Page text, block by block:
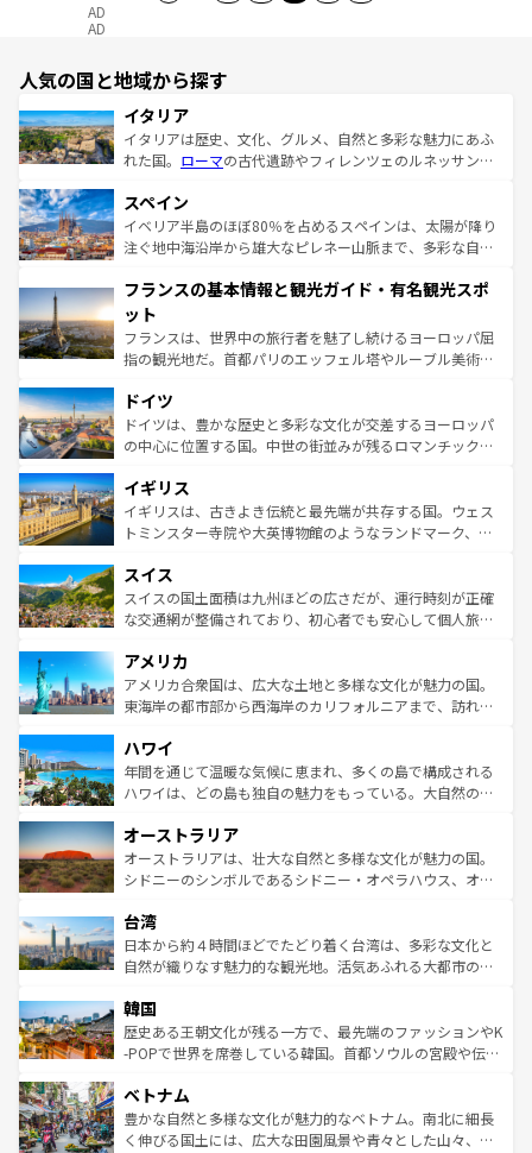
AD
AD
人気の国と地域から探す
イタリア
イタリアは歴史、文化、グルメ、自然と多彩な魅力にあふ
れた国。 ローマの古代遺跡やフィレンツェのルネッサンス
ろん、トスカーナの美しい田園風景やアマルフィ海岸の絶
景など、自然景観も見逃せない。観光の合間には、本場の
ピザやパスタなど、絶品のイタリア料理を堪能することも
ませてくれるイタリアで、忘れられない旅をしてみよう！
なお、新着のイタリア情報は
しい。
スペイン
イベリア半島のほぼ80％を占めるスペインは、太陽が降り
注ぐ地中海沿岸から雄大なピレネー山脈まで、多彩な自然
文化が根付くこの国では、情熱的なフラメンコ、熱気あふ
れる闘牛、そして美味しいタパスが生活の一部となってい
る。首都マドリードの洗練された雰囲気や、バルセロナの
アートに溢れた街角から、地方では古代ローマ遺跡や中世
せる。地方によって風土や気候が異なるスペインはその個
性で訪れる人を魅了する。 なお、新着のスペイン情報は コ
ンテンツ一覧を参照してほしい。
フランスの基本情報と観光ガイド・有名観光スポ
ット
フランスは、世界中の旅行者を魅了し続けるヨーロッパ屈
指の観光地だ。首都パリのエッフェル塔やルーブル美術館
で、幅広い魅力が詰まっている。華麗な宮殿、歴史的な大
聖堂、美しいビーチ、そして豊かな自然が、訪れる者を心
から魅了する。また、フランスは美食の国としても知ら
いる。シャンパンの発祥地であるランス、プロヴァンスの
香り高いラベンダー畑など、多彩な楽しみ方が可能だ。さ
らに、パリ以外の地域にも魅力が溢れており、どの街角に
れる地方に足を運ぶとそれぞれで全く異なる文化を体験で
きるだろう。 なお、新着のフランス情報はコンテンツ一覧
を参照してほしい。
ドイツ
ドイツは、豊かな歴史と多彩な文化が交差するヨーロッパ
の中心に位置する国。中世の街並みが残るロマンチック街
顔を持つこの国は、どこを歩いても飽きることがない。ベ
ルリンの文化的活気、バイエルン州のアルプスの絶景、そ
してライン川沿いのワイン畑といった風景は必見。ビール
は、お酒好きな人にはぜひ体験してほしい。 なお、新着の
ドイツ情報はコンテンツ一覧を参照してほしい。
イギリス
イギリスは、古きよき伝統と最先端が共存する国。ウェス
トミンスター寺院や大英博物館のようなランドマーク、歴
リアごとに異なる魅力がある。また、優雅なアフタヌーン
ティー、ビール好きにはたまらない英国パブ、サッカー観
戦など、本場だからこそできる体験も豊富。イギリスを旅
ンツ一覧を参照してほしい。
スイス
スイスの国土面積は九州ほどの広さだが、運行時刻が正確
な交通網が整備されており、初心者でも安心して個人旅行
の建物がそのまま残る町や、スイスならではのユニークな
博物館もあり、アルプス観光だけでなく町歩きも満喫する
ことができる。国民の所得が高いため物価も高いが、旅行
ば市内交通費無料で観光を楽しむこともできる。 なお、新
着のスイス情報はコンテンツ一覧 を参照してほしい。
アメリカ
アメリカ合衆国は、広大な土地と多様な文化が魅力の国。
東海岸の都市部から西海岸のカリフォルニアまで、訪れる
のような巨大都市は、観光、ショッピング、エンターテイ
ンメントが詰まった刺激的なスポットだ。一方、アメリカ
西部には大自然が広がり、グランドキャニオンやイエロー
部のニューオーリンズでは、音楽と美食が融合した独特の
文化が魅力。旅行者はアメリカの各地域で異なる魅力を楽
しみながら、その多様性と豊かな歴史を感じることができ
ならではの贅沢な旅のスタイルだ。 なお、新着のアメリカ
情報はコンテンツ一覧を参照してほしい。
ハワイ
年間を通じて温暖な気候に恵まれ、多くの島で構成される
ハワイは、どの島も独自の魅力をもっている。大自然の神
ワイ島は見逃せない。また、定番の観光地といえばオアフ
島だが、静かな自然を求めるならマウイ島やカウアイ島が
おすすめ。エメラルドグリーンに輝く海をはじめ、豊かな
れるおもてなしの心で訪れる人々を迎えてくれるハワイの
人々、おいしいローカルフードやハワイアンミュージッ
ク、伝統的なフラダンスなど、すべてがハワイの魅力を彩
ワイを、存分に味わってほしい。 なお、新着のハワイ情報
はコンテンツ一覧を参照してほしい。
オーストラリア
オーストラリアは、壮大な自然と多様な文化が魅力の国。
シドニーのシンボルであるシドニー・オペラハウス、オー
リアリーフや大陸中央部にそびえるウルル（エアーズロッ
ク）、タスマニアの美しい原生林やケアンズの熱帯雨林な
ど、見どころがたくさん。また、カフェやワイン、オージ
いる。アクティビティも充実しており、サーフィンやダイ
ビング、ハイキングなど、アウトドア好きにはたまらな
い。オーストラリアの多彩な魅力を存分に味わいつくそ
参照してほしい。
台湾
日本から約４時間ほどでたどり着く台湾は、多彩な文化と
自然が織りなす魅力的な観光地。活気あふれる大都市の台
ン）、静ひつな山岳地帯である台湾東部など、都市の喧騒
と山間の静けさが共存しており、訪れる人に新しい発見と
驚きをもたらしてくれる。また、奥深い台湾の食文化も魅
容にもいいと評判のスイーツなど、バラエティ豊かな料理
が味わえる。 なお、新着の台湾情報は コンテンツ一覧を参
照してほしい。
韓国
歴史ある王朝文化が残る一方で、最先端のファッションやK
-POPで世界を席巻している韓国。首都ソウルの宮殿や伝統
き、地方に足を延ばせば四季折々の自然美を楽しむことが
できる。そして、キムチや焼肉、絶品のストリートフード
まで、さまざまな韓国料理が待っている。夜には、韓国な
ベトナム
豊かな自然と多様な文化が魅力的なベトナム。南北に細長
く伸びる国土には、広大な田園風景や青々とした山々、世